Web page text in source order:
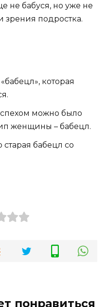
не бабуся, но уже не
зрения подростка.
которая
можно было
женщины – бабецл.
старая бабецл со
понравиться